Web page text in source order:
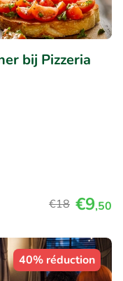
bij Pizzeria
€18 €9,50
40% réduction